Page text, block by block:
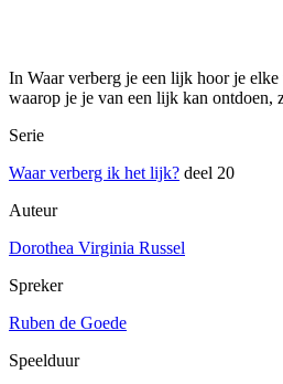
In Waar verberg je een lijk hoor je
waarop je je van een lijk kan ontdoen,
Serie
Waar verberg ik het lijk? deel 20
Auteur
Dorothea Virginia Russel
Spreker
Ruben de Goede
Speelduur